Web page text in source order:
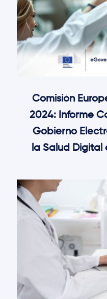
Comisión
2024: Informe
Gobierno
la Salud Digital